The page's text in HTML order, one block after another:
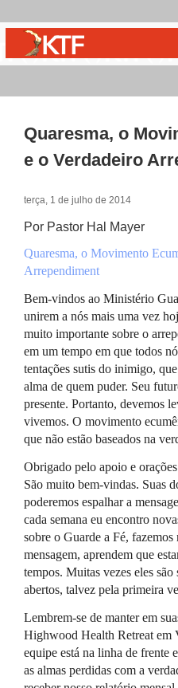
Quaresma, o
e o Verdadeiro
terça, 1 de julho de 2014
Por Pastor Hal Mayer
Quaresma, o Movimento
Arrependiment
Bem-vindos ao Ministério
unirem a nós mais uma vez
muito importante sobre o
em um tempo em que todos
tentações sutis do inimigo,
alma de quem puder. Seu
presente. Portanto, devemos
vivemos. O movimento
que não estão baseados na
Obrigado pelo apoio e
São muito bem-vindas. Suas
poderemos espalhar a
cada semana eu encontro
sobre o Guarde a Fé,
mensagem, aprendem que
tempos. Muitas vezes eles
abertos, talvez pela primeira
Lembrem-se de manter em
Highwood Health Retreat em
equipe está na linha de frente
as almas perdidas com a